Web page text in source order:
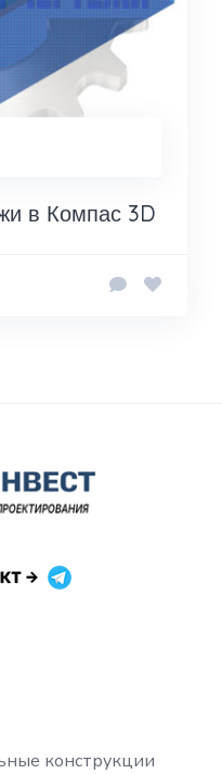
в Компас 3D
конструкции